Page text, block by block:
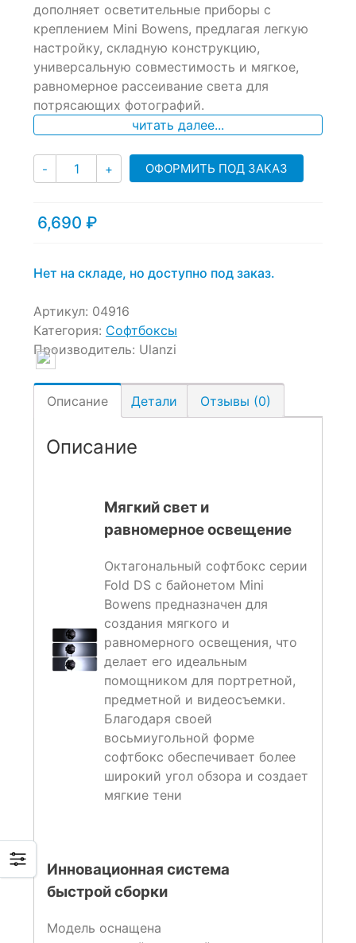
ratings
дополняет осветительные приборы с
креплением Mini Bowens, предлагая легкую
настройку, складную конструкцию,
универсальную совместимость и мягкое,
равномерное рассеивание света для
потрясающих фотографий.
читать далее...
- Количество
+ ОФОРМИТЬ ПОД ЗАКАЗ
6,690 ₽
Нет на складе, но доступно под заказ.
Артикул: 04916
Категория: Софтбоксы
Производитель: Ulanzi
Описание Детали Отзывы (0)
Описание
Мягкий свет и
равномерное освещение
Октагональный софтбокс серии
Fold DS с байонетом Mini
Bowens предназначен для
создания мягкого и
равномерного освещения, что
делает его идеальным
помощником для портретной,
предметной и видеосъемки.
Благодаря своей
восьмиугольной форме
софтбокс обеспечивает более
широкий угол обзора и создает
мягкие тени
Инновационная система
быстрой сборки
Модель оснащена